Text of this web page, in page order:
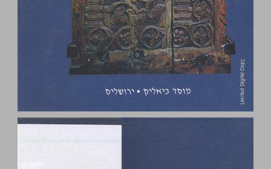
עולמות שזורים ביקורת המקרא המוסלמית בימי הביניים ... 0